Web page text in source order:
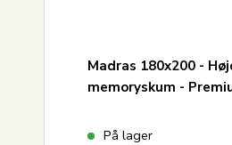
Madras 180x200 -
memoryskum -
På lager